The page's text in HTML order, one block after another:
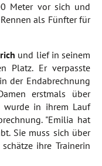
Meter vor sich und
als Fünfter für
und lief in seinem
Platz. Er verpasste
der Endabrechnung
erstmals über
wurde in ihrem Lauf
"Emilia hat
Sie muss sich über
ihre Trainerin